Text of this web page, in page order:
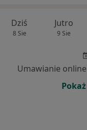
Dziś
8 Sie
Jutro
9 Sie
Umawianie